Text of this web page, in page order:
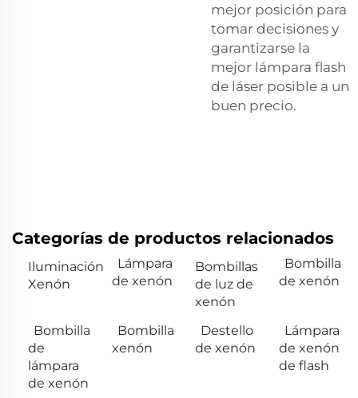
mejor posición para
tomar decisiones y
garantizarse la
mejor lámpara flash
de láser posible a un
buen precio.
Categorías de productos relacionados
Iluminación
Xenón
Lámpara
de xenón
Bombillas
de luz de
xenón
Bombilla
de xenón
Bombilla
de
lámpara
de xenón
Bombilla
xenón
Destello
de xenón
Lámpara
de xenón
de flash